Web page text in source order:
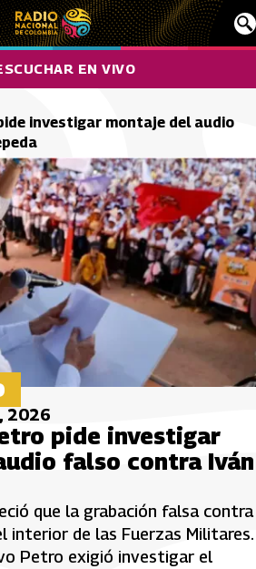
EN VIVO
investigar montaje del audio
2026
pide investigar
falso contra Iván
que la grabación falsa contra
interior de las Fuerzas Militares.
Petro exigió investigar el